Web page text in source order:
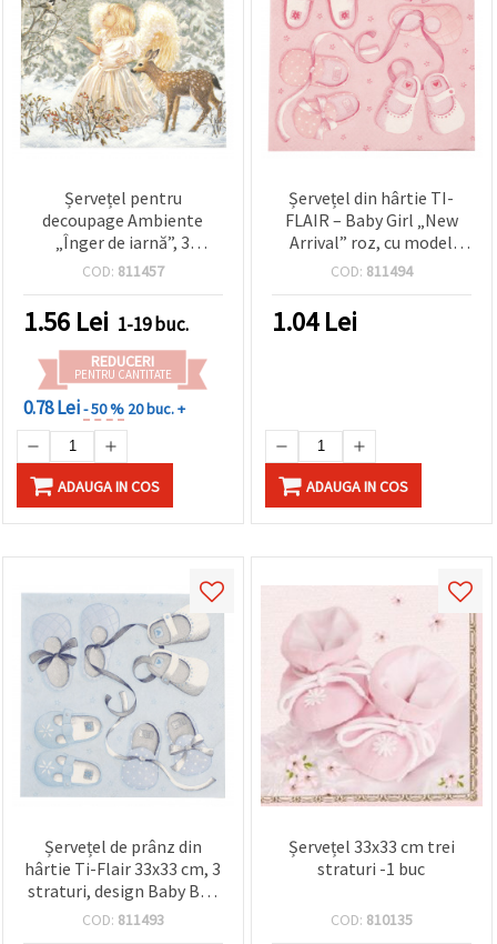
Puteți fi de
acord să
utilizați
toate
cookie -
urile făcând
clic pe
"acceptati
toate!" Sau
preferințele
în setări
selectând
dat și
făcând clic
pe butonul
"Salvați"
Аcceptati
toate!
Șervețel pentru
decoupage Ambiente
„Înger de iarnă”, 3
straturi, 33x33 cm – 1
COD: 811457
1.56 Lei 1-19 buc.
REDUCERI
PENTRU CANTITATE
0.78 Lei- 50 % 20 buc. +
ADAUGA IN COS
Șervețel din hârtie TI-
FLAIR – Baby Girl „New
Arrival” roz, cu model
pantofiori bebe, 33x33
pentru decoupage,
crafturi și decor petrecere
COD: 811494
1.04Lei
ADAUGA IN COS
Șervețel de prânz din
hârtie Ti-Flair 33x33 cm, 3
straturi, design Baby Boy
– Noutate, 1 bucată,
COD: 811493
Șervețel 33x33 cm trei
straturi -1 buc
COD: 810135